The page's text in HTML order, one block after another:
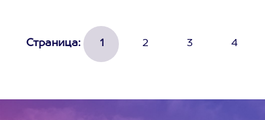
Страница: 1 2 3 4